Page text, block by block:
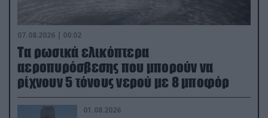
07.08.2026 | 00:02
Τα ρωσικά ελικόπτερα
αεροπυρόσβεσης που μπορούν να
ρίχνουν 5 τόνους νερού με 8 μποφόρ
01.08.2026